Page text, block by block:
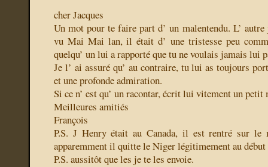
cher Jacques
Un mot pour te faire part d’ un malentendu. L’
vu Mai Mai lan, il était d’ une tristesse peu
quelqu’ un lui a rapporté que tu ne voulais jamais lui
Je l’ ai assuré qu’ au contraire, tu lui as toujours
et une profonde admiration.
Si ce n’ est qu’ un racontar, écrit lui vitement un petit
Meilleures amitiés
François
P.S. J Henry était au Canada, il est rentré sur le
apparemment il quitte le Niger légitimement au début
P.S. aussitôt que les je te les envoie.